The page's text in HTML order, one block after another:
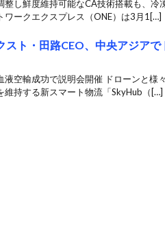
整し鮮度維持可能なCA技術搭載も、
ワークエクスプレス（ONE）は3月1[…]
スト・田路CEO、中央アジア
液空輸成功で説明会開催 ドローンと
維持する新スマート物流「SkyHub（[…]